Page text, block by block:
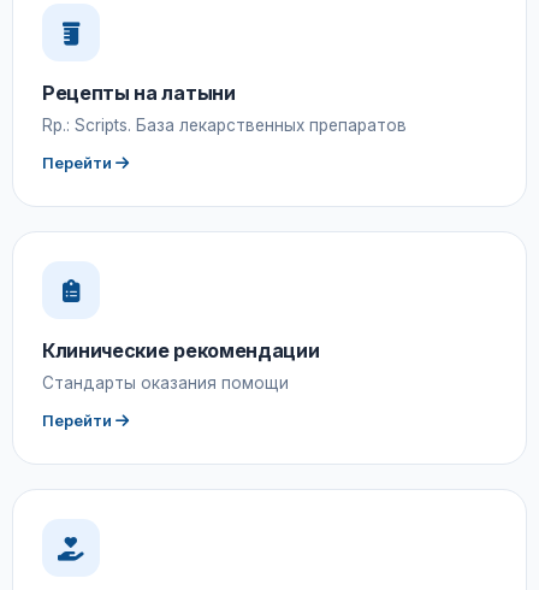
Рецепты на латыни
Rp.: Scripts. База лекарственных препаратов
Перейти
Клинические рекомендации
Стандарты оказания помощи
Перейти